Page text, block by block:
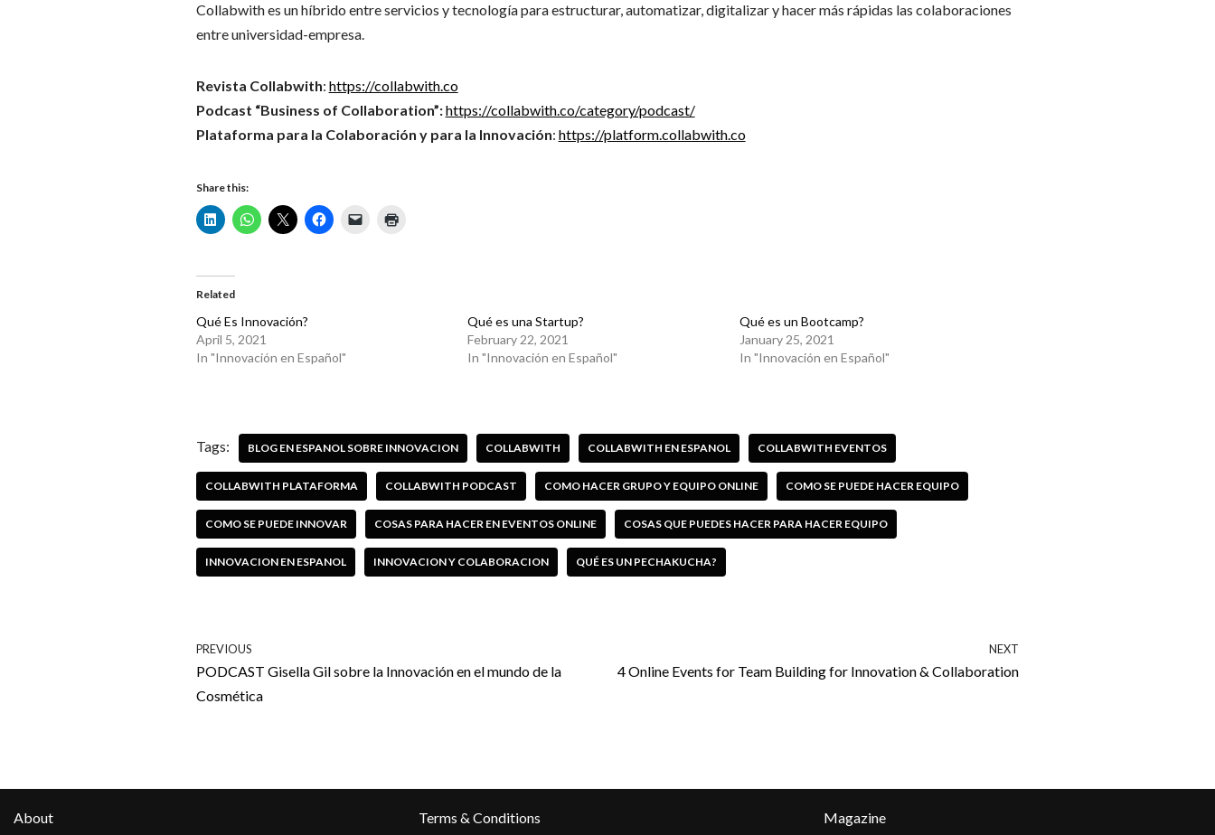
Collabwith es un híbrido entre servicios y tecnología para estructurar, automatizar, digitalizar y hacer más rápidas las colaboraciones
entre universidad-empresa.
Revista Collabwith: https://collabwith.co
Podcast “Business of Collaboration”:https://collabwith.co/category/podcast/
Plataforma para la Colaboración y para la Innovación: https://platform.collabwith.co
Share this:
Related
Qué Es Innovación?
April 5, 2021
In "Innovación en Español"
Qué es una Startup?
February 22, 2021
In "Innovación en Español"
Qué es un Bootcamp?
January 25, 2021
In "Innovación en Español"
Tags: BLOG EN ESPANOL SOBRE INNOVACION COLLABWITH COLLABWITH EN ESPANOL COLLABWITH EVENTOS
COLLABWITH PLATAFORMA COLLABWITH PODCAST COMO HACER GRUPO Y EQUIPO ONLINE COMO SE PUEDE HACER EQUIPO
COMO SE PUEDE INNOVAR COSAS PARA HACER EN EVENTOS ONLINE COSAS QUE PUEDES HACER PARA HACER EQUIPO
INNOVACION EN ESPANOL INNOVACION Y COLABORACION QUÉ ES UN PECHAKUCHA?
PREVIOUS
PODCAST Gisella Gil sobre la Innovación en el mundo de la
Cosmética
NEXT
4 Online Events for Team Building for Innovation & Collaboration
About Terms & Conditions Magazine